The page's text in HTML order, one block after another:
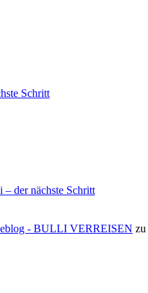
Schritt
der nächste Schritt
- BULLI VERREISEN zu